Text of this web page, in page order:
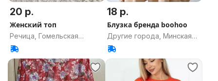
20 р.
Женский топ
Речица, Гомельская
область
18 р.
Блузка бренда boohoo
Другие города, Минская
область